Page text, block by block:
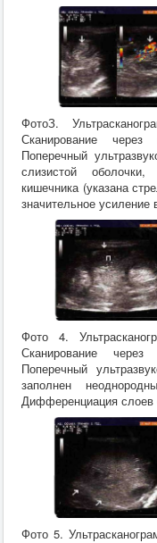
ФотоЗ.
Сканирование
Поперечный
слизистой
кишечника (указана
значительное усиление
Фото 4.
Сканирование
Поперечный
заполнен
Дифференциация слоев
Фото 5.